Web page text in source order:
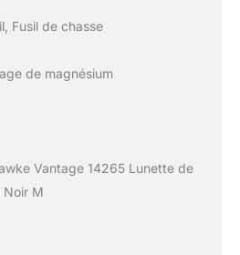
Fusil de chasse
de magnésium
Vantage 14265 Lunette de
M